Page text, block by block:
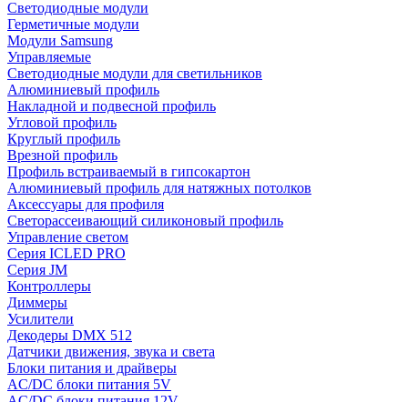
Светодиодные модули
Герметичные модули
Модули Samsung
Управляемые
Светодиодные модули для светильников
Алюминиевый профиль
Накладной и подвесной профиль
Угловой профиль
Круглый профиль
Врезной профиль
Профиль встраиваемый в гипсокартон
Алюминиевый профиль для натяжных потолков
Аксессуары для профиля
Светорассеивающий силиконовый профиль
Управление светом
Серия ICLED PRO
Серия JM
Контроллеры
Диммеры
Усилители
Декодеры DMX 512
Датчики движения, звука и света
Блоки питания и драйверы
AC/DC блоки питания 5V